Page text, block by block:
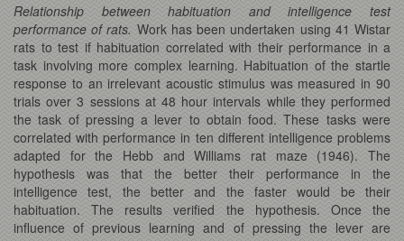
Relationship between habituation and intelligence test
performance of rats. Work has been undertaken using 41 Wistar
rats to test if habituation correlated with their performance in a
task involving more complex learning. Habituation of the startle
response to an irrelevant acoustic stimulus was measured in 90
trials over 3 sessions at 48 hour intervals while they performed
the task of pressing a lever to obtain food. These tasks were
correlated with performance in ten different intelligence problems
adapted for the Hebb and Williams rat maze (1946). The
hypothesis was that the better their performance in the
intelligence test, the better and the faster would be their
habituation. The results verified the hypothesis. Once the
influence of previous learning and of pressing the lever are